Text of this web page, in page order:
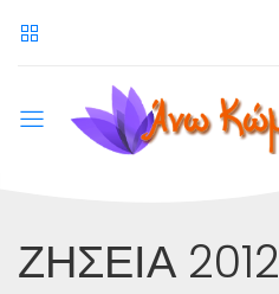
ΖΗΣΕΙΑ 2012